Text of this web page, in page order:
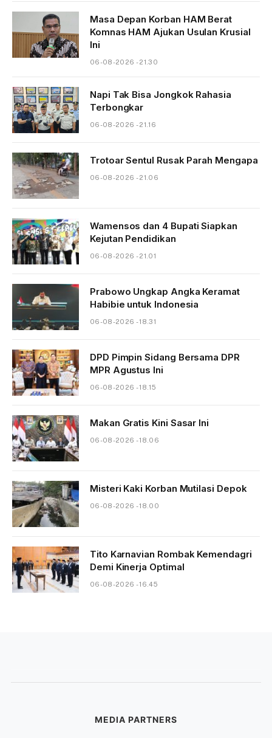
Masa Depan Korban HAM Berat
Komnas HAM Ajukan Usulan Krusial
Ini
06-08-2026 - 21.30
Napi Tak Bisa Jongkok Rahasia
Terbongkar
06-08-2026 - 21.16
Trotoar Sentul Rusak Parah Mengapa
06-08-2026 - 21.06
Wamensos dan 4 Bupati Siapkan
Kejutan Pendidikan
06-08-2026 - 21.01
Prabowo Ungkap Angka Keramat
Habibie untuk Indonesia
06-08-2026 - 18.31
DPD Pimpin Sidang Bersama DPR
MPR Agustus Ini
06-08-2026 - 18.15
Makan Gratis Kini Sasar Ini
06-08-2026 - 18.06
Misteri Kaki Korban Mutilasi Depok
06-08-2026 - 18.00
Tito Karnavian Rombak Kemendagri
Demi Kinerja Optimal
06-08-2026 - 16.45
MEDIA PARTNERS